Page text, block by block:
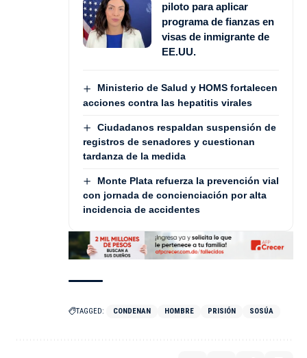
piloto para aplicar
programa de fianzas en
visas de inmigrante de
EE.UU.
Ministerio de Salud y HOMS fortalecen
acciones contra las hepatitis virales
Ciudadanos respaldan suspensión de
registros de senadores y cuestionan
tardanza de la medida
Monte Plata refuerza la prevención vial
con jornada de concienciación por alta
incidencia de accidentes
TAGGED: CONDENAN HOMBRE PRISIÓN SOSÚA